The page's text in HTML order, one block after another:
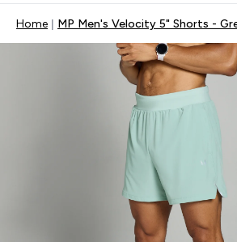
Home MP Men's Velocity 5" Shorts -